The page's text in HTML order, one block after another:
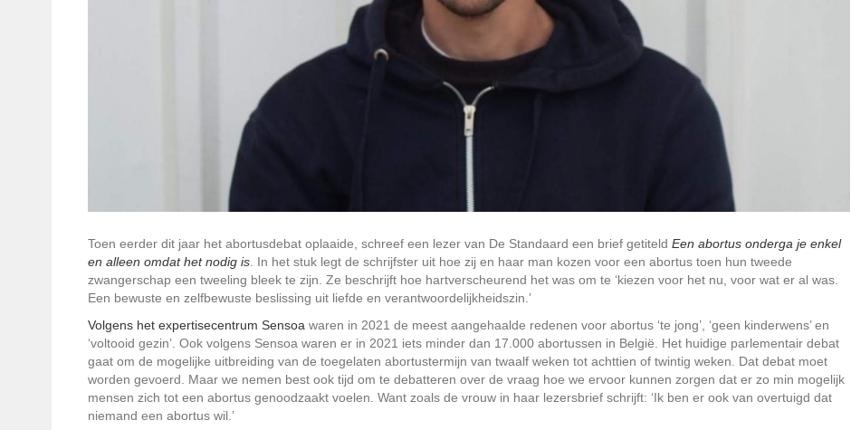
Toen eerder dit jaar het abortusdebat oplaaide, schreef een lezer van De Standaard een brief getiteld Een abortus onderga je enkel
en alleen omdat het nodig is. In het stuk legt de schrijfster uit hoe zij en haar man kozen voor een abortus toen hun tweede
zwangerschap een tweeling bleek te zijn. Ze beschrijft hoe hartverscheurend het was om te ‘kiezen voor het nu, voor wat er al was.
Een bewuste en zelfbewuste beslissing uit liefde en verantwoordelijkheidszin.’
Volgens het expertisecentrum Sensoa waren in 2021 de meest aangehaalde redenen voor abortus ‘te jong’, ‘geen kinderwens’ en
‘voltooid gezin’. Ook volgens Sensoa waren er in 2021 iets minder dan 17.000 abortussen in België. Het huidige parlementair debat
gaat om de mogelijke uitbreiding van de toegelaten abortustermijn van twaalf weken tot achttien of twintig weken. Dat debat moet
worden gevoerd. Maar we nemen best ook tijd om te debatteren over de vraag hoe we ervoor kunnen zorgen dat er zo min mogelijk
mensen zich tot een abortus genoodzaakt voelen. Want zoals de vrouw in haar lezersbrief schrijft: ‘Ik ben er ook van overtuigd dat
niemand een abortus wil.’